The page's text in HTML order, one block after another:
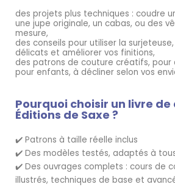
des projets plus techniques : coudre
une jupe originale, un cabas, ou des
mesure,
des conseils pour utiliser la
délicats et améliorer vos finitions,
des patrons de couture créatifs, pour
pour enfants, à décliner selon vos
Pourquoi choisir un livre
Éditions de Saxe ?
✔️ Patrons à taille réelle inclus
✔️ Des modèles testés, adaptés à
✔️ Des ouvrages complets : cours de
illustrés, techniques de base et